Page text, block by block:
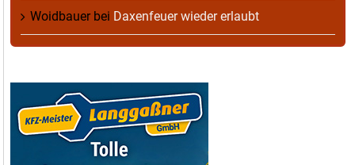
Woidbauerbei Daxenfeuer wieder erlaubt